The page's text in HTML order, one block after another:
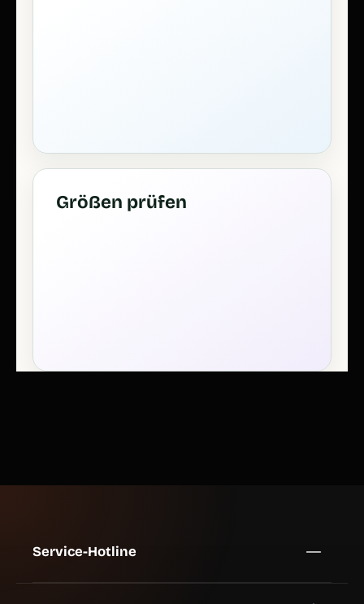
Größen prüfen
Service-Hotline